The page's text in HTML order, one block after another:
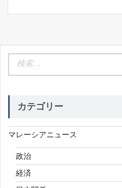
カテゴリー
マレーシアニュース
政治
経済